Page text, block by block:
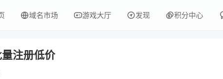
域名市场 游戏大厅 发现 积分中心
注册低价